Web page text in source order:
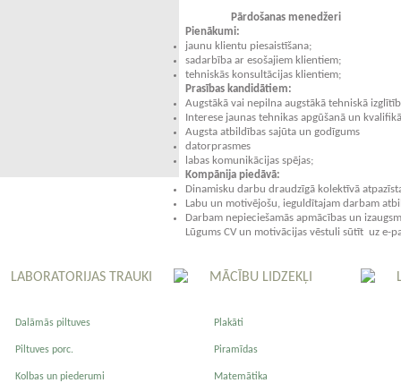
Pārdošanas menedžeri
Pienākumi:
jaunu klientu piesaistīšana;
sadarbība ar esošajiem klientiem;
tehniskās konsultācijas klientiem;
Prasības kandidātiem:
Augstākā vai nepilna augstākā tehniskā
Interese jaunas tehnikas apgūšanā un
Augsta atbildības sajūta un godīgums
datorprasmes
labas komunikācijas spējas;
Kompānija piedāvā:
Dinamisku darbu draudzīgā kolektīvā
Labu un motivējošu, ieguldītajam darbam
Darbam nepieciešamās apmācības un
Lūgums CV un motivācijas vēstuli sūtīt uz e-
LABORATORIJAS TRAUKI
Dalāmās piltuves
Piltuves porc.
Kolbas un piederumi
MĀCĪBU LIDZEKĻI
Plakāti
Piramīdas
Matemātika